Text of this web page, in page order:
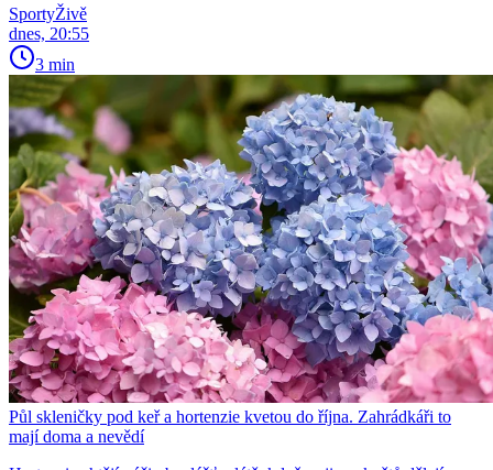
SportyŽivě
dnes, 20:55
3 min
Půl skleničky pod keř a hortenzie kvetou do října. Zahrádkáři to
mají doma a nevědí